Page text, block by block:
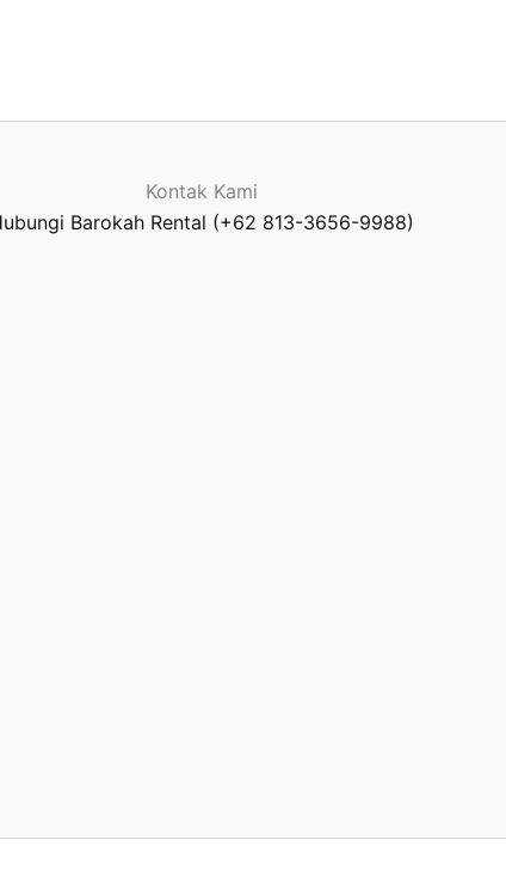
Kontak Kami
Barokah Rental (+62 813-3656-9988)